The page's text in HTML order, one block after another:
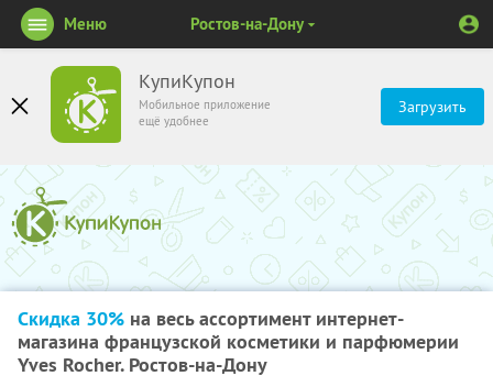
КупиКупон
Мобильное приложение
ещё удобнее
Загрузить
Меню Ростов-на-Дону
Скидка 30% на весь ассортимент интернет-
магазина французской косметики и парфюмерии
Yves Rocher. Ростов-на-Дону